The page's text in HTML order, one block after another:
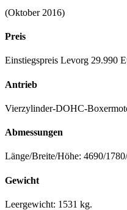
(Oktober 2016)
Preis
Einstiegspreis Levorg 29.990
Antrieb
Vierzylinder-DOHC-
Abmessungen
Länge/Breite/Höhe: 4690/
Gewicht
Leergewicht: 1531 kg.